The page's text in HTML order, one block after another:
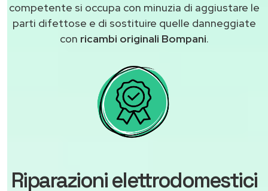
competente si occupa con minuzia di aggiustare le
parti difettose e di sostituire quelle danneggiate
con ricambi originali Bompani.
Riparazioni elettrodomestici